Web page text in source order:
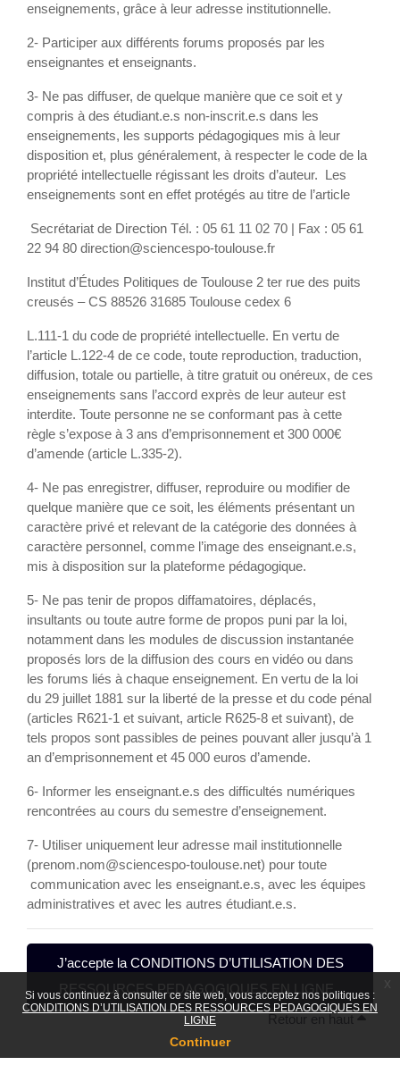
Si vous continuez à consulter ce site web, vous acceptez nos politiques :
CONDITIONS D’UTILISATION DES RESSOURCES PEDAGOGIQUES EN
LIGNE
Continuer
enseignements, grâce à leur adresse institutionnelle.
2- Participer aux différents forums proposés par les
enseignantes et enseignants.
3- Ne pas diffuser, de quelque manière que ce soit et y
compris à des étudiant.e.s non-inscrit.e.s dans les
enseignements, les supports pédagogiques mis à leur
disposition et, plus généralement, à respecter le code de la
propriété intellectuelle régissant les droits d’auteur. Les
enseignements sont en effet protégés au titre de l’article
Secrétariat de Direction Tél. : 05 61 11 02 70 | Fax : 05 61
22 94 80 direction@sciencespo-toulouse.fr
Institut d’Études Politiques de Toulouse 2 ter rue des puits
creusés – CS 88526 31685 Toulouse cedex 6
L.111-1 du code de propriété intellectuelle. En vertu de
l’article L.122-4 de ce code, toute reproduction, traduction,
diffusion, totale ou partielle, à titre gratuit ou onéreux, de ces
enseignements sans l’accord exprès de leur auteur est
interdite. Toute personne ne se conformant pas à cette
règle s’expose à 3 ans d’emprisonnement et 300 000€
d’amende (article L.335-2).
4- Ne pas enregistrer, diffuser, reproduire ou modifier de
quelque manière que ce soit, les éléments présentant un
caractère privé et relevant de la catégorie des données à
caractère personnel, comme l’image des enseignant.e.s,
mis à disposition sur la plateforme pédagogique.
5- Ne pas tenir de propos diffamatoires, déplacés,
insultants ou toute autre forme de propos puni par la loi,
notamment dans les modules de discussion instantanée
proposés lors de la diffusion des cours en vidéo ou dans
les forums liés à chaque enseignement. En vertu de la loi
du 29 juillet 1881 sur la liberté de la presse et du code pénal
(articles R621-1 et suivant, article R625-8 et suivant), de
tels propos sont passibles de peines pouvant aller jusqu’à 1
an d’emprisonnement et 45 000 euros d’amende.
6- Informer les enseignant.e.s des difficultés numériques
rencontrées au cours du semestre d’enseignement.
7- Utiliser uniquement leur adresse mail institutionnelle
(prenom.nom@sciencespo-toulouse.net) pour toute
communication avec les enseignant.e.s, avec les équipes
administratives et avec les autres étudiant.e.s.
J’accepte la CONDITIONS D’UTILISATION DES
RESSOURCES PEDAGOGIQUES EN LIGNE .
Retour en haut